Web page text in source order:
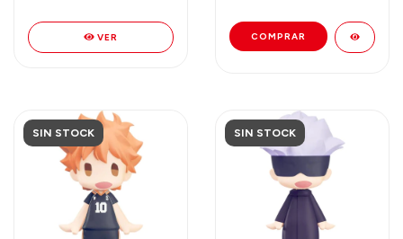
VER
SIN STOCK SIN STOCK